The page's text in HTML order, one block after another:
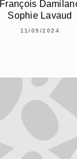
François
Sophie Lavaud
11/09/2024